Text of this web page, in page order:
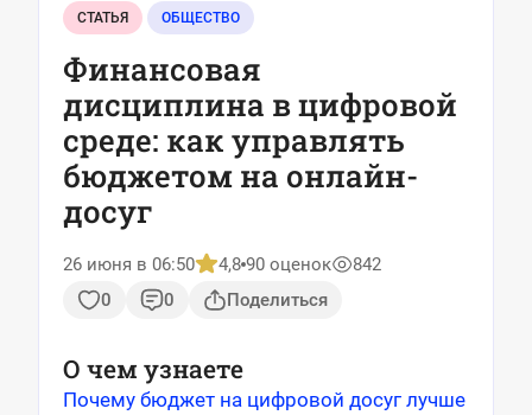
СТАТЬЯ ОБЩЕСТВО
Финансовая
дисциплина в цифровой
среде: как управлять
бюджетом на онлайн-
досуг
26 июня в 06:50 4,8 90 оценок
842
0
0 Поделиться
О чем узнаете
Почему бюджет на цифровой досуг лучше